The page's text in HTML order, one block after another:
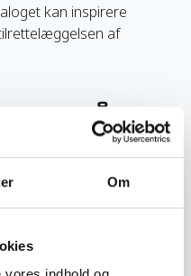
Om
kan inspirere
af
også
i: